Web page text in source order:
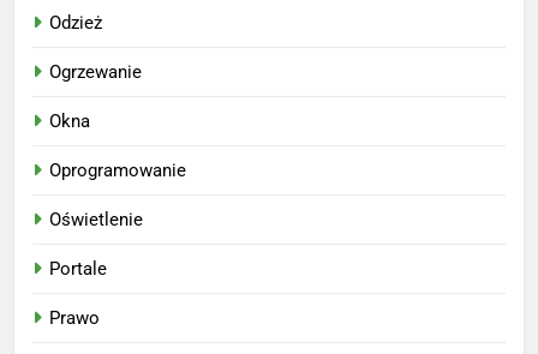
Odzież
Ogrzewanie
Okna
Oprogramowanie
Oświetlenie
Portale
Prawo